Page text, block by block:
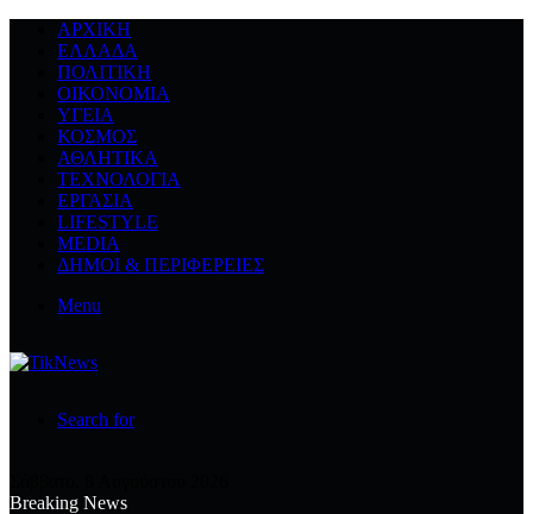
ΑΡΧΙΚΉ
ΕΛΛΆΔΑ
ΠΟΛΙΤΙΚΉ
ΟΙΚΟΝΟΜΊΑ
ΥΓΕΊΑ
ΚΌΣΜΟΣ
ΑΘΛΗΤΙΚΆ
ΤΕΧΝΟΛΟΓΙΆ
ΕΡΓΑΣΊΑ
LIFESTYLE
MEDIA
ΔΉΜΟΙ & ΠΕΡΙΦΈΡΕΙΕΣ
Menu
Search for
Breaking News